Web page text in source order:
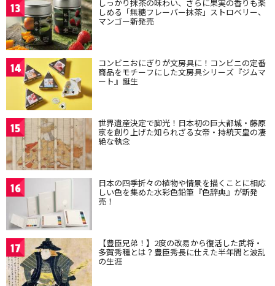
13 しっかり抹茶の味わい、さらに果実の香りも楽
しめる「無糖フレーバー抹茶」ストロベリー、
マンゴー新発売
14 コンビニおにぎりが文房具に！コンビニの定番
商品をモチーフにした文房具シリーズ『ジムマ
ート』誕生
15 世界遺産決定で脚光！日本初の巨大都城・藤原
京を創り上げた知られざる女帝・持統天皇の凄
絶な執念
16 日本の四季折々の植物や情景を描くことに相応
しい色を集めた水彩色鉛筆『色辞典』が新発
売！
17 【豊臣兄弟！】2度の改易から復活した武将・
多賀秀種とは？豊臣秀長に仕えた半年間と波乱
の生涯